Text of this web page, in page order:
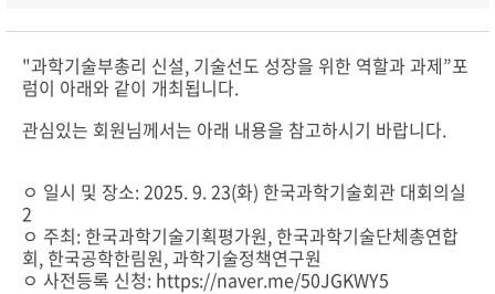
"과학기술부총리 신설, 기술선도 성장을 위한 역할과 과제”포
럼이 아래와 같이 개최됩니다.
관심있는 회원님께서는 아래 내용을 참고하시기 바랍니다.
ㅇ 일시 및 장소: 2025. 9. 23(화) 한국과학기술회관 대회의실
2
ㅇ 주최: 한국과학기술기획평가원, 한국과학기술단체총연합
회, 한국공학한림원, 과학기술정책연구원
ㅇ 사전등록 신청: https://naver.me/50JGKWY5